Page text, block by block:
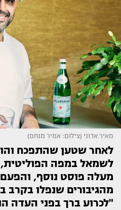
מאיר אדוני (צילום: אמיר מנחם)
לאחר שטען שהתפכח
לשמאל במפה הפוליטית,
מעלה פוסט נוסף,
מהגיבורים שנפלו בקרב
"לכרוע ברך בפני העדה